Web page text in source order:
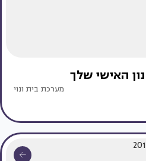
האישי שלך
מערכת בית ונוי